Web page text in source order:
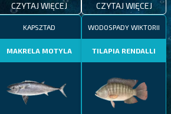
CZYTAJ WIĘCEJ CZYTAJ WIĘCEJ
KAPSZTAD
MAKRELA MOTYLA
WODOSPADY WIKTORII
TILAPIA RENDALLI